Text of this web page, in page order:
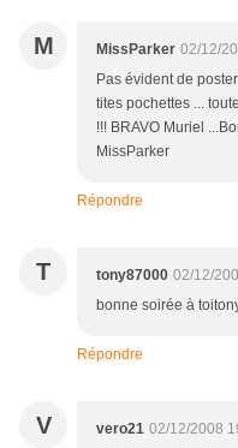
M MissParker 02/12/
Pas évident de
tites pochettes ...
!!! BRAVO Muriel
MissParker
Répondre
T tony87000 02/12/
bonne soirée à
Répondre
V vero21 02/12/2008